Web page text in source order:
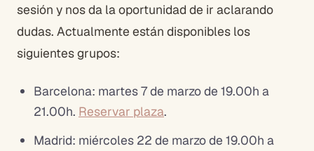
sesión y nos da la oportunidad de ir aclarando
dudas. Actualmente están disponibles los
siguientes grupos:
Barcelona: martes 7 de marzo de 19.00h a
21.00h. Reservar plaza.
Madrid: miércoles 22 de marzo de 19.00h a